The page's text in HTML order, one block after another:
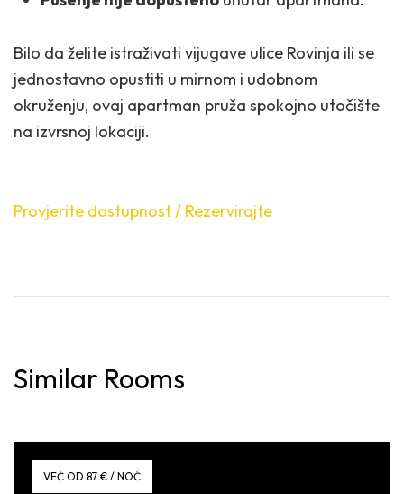
Bilo da želite istraživati vijugave ulice Rovinja ili se
jednostavno opustiti u mirnom i udobnom
okruženju, ovaj apartman pruža spokojno utočište
na izvrsnoj lokaciji.
Provjerite dostupnost / Rezervirajte
Similar Rooms
VEĆ OD 87 € / NOĆ